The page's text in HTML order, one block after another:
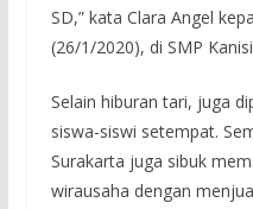
SD,” kata Clara Angel
(26/1/2020), di SMP
Selain hiburan tari, juga
siswa-siswi setempat.
Surakarta juga sibuk
wirausaha dengan